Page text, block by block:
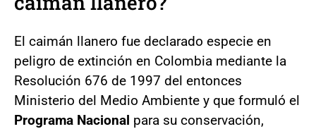
El caimán llanero fue declarado especie en
peligro de extinción en Colombia mediante la
Resolución 676 de 1997 del entonces
Ministerio del Medio Ambiente y que formuló el
Programa Nacional para su conservación,